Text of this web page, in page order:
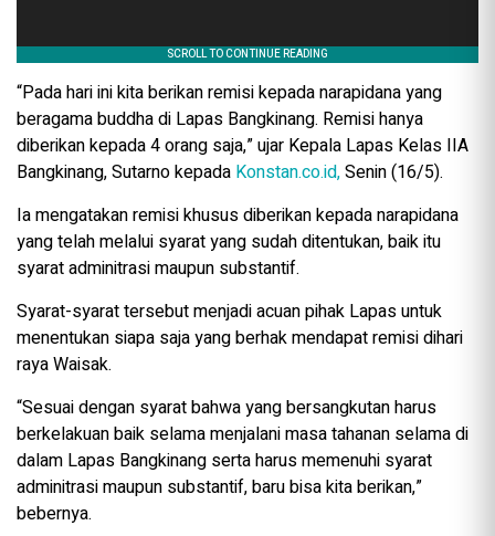
“Pada hari ini kita berikan remisi kepada narapidana yang
beragama buddha di Lapas Bangkinang. Remisi hanya
diberikan kepada 4 orang saja,” ujar Kepala Lapas Kelas IIA
Bangkinang, Sutarno kepada Konstan.co.id,Senin (16/5).
Ia mengatakan remisi khusus diberikan kepada narapidana
yang telah melalui syarat yang sudah ditentukan, baik itu
syarat adminitrasi maupun substantif.
Syarat-syarat tersebut menjadi acuan pihak Lapas untuk
menentukan siapa saja yang berhak mendapat remisi dihari
raya Waisak.
“Sesuai dengan syarat bahwa yang bersangkutan harus
berkelakuan baik selama menjalani masa tahanan selama di
dalam Lapas Bangkinang serta harus memenuhi syarat
adminitrasi maupun substantif, baru bisa kita berikan,”
bebernya.